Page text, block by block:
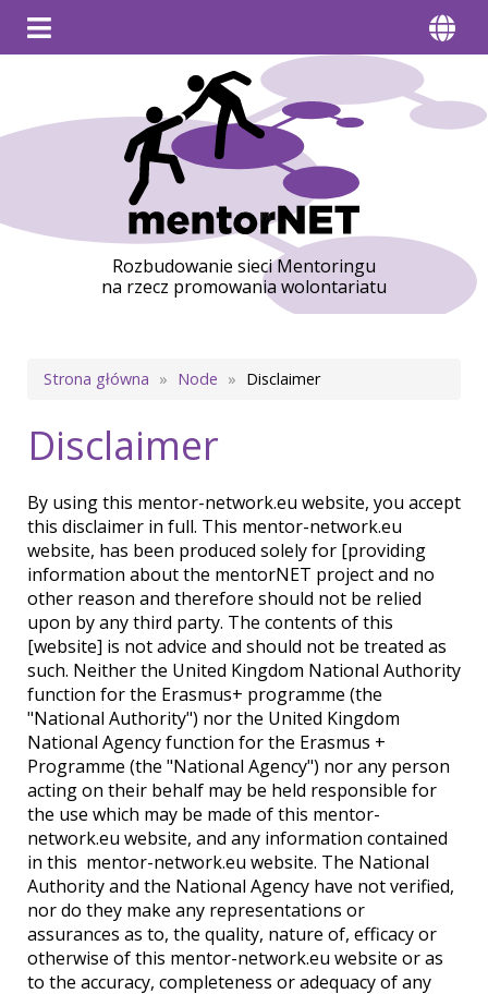
Rozbudowanie sieci Mentoringu
na rzecz promowania wolontariatu
Ścieżka
Strona główna Node Disclaimer
Disclaimer
By using this mentor-network.eu website, you accept
this disclaimer in full. This mentor-network.eu
website, has been produced solely for [providing
information about the mentorNET project and no
other reason and therefore should not be relied
upon by any third party. The contents of this
[website] is not advice and should not be treated as
such. Neither the United Kingdom National Authority
function for the Erasmus+ programme (the
"National Authority") nor the United Kingdom
National Agency function for the Erasmus +
Programme (the "National Agency") nor any person
acting on their behalf may be held responsible for
the use which may be made of this mentor-
network.eu website, and any information contained
in this mentor-network.eu website. The National
Authority and the National Agency have not verified,
nor do they make any representations or
assurances as to, the quality, nature of, efficacy or
otherwise of this mentor-network.eu website or as
to the accuracy, completeness or adequacy of any